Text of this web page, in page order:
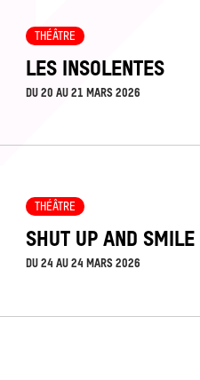
LES INSOLENTES
THÉÂTRE
DU20 AU21 MARS 2026
SHUT UP AND SMILE
THÉÂTRE
DU24 AU24 MARS 2026